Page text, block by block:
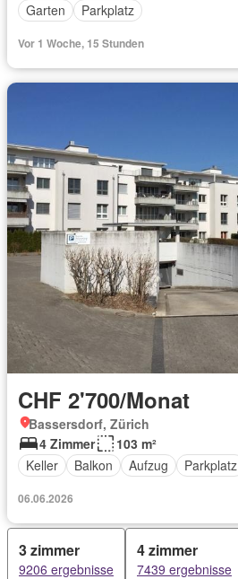
Garten
Parkplatz
Vor 1 Woche, 15 Stunden
CHF 2'700/Monat
Bassersdorf, Zürich
4 Zimmer
103 m²
Keller
Balkon Aufzug Parkplatz
06.06.2026
3 zimmer
9206 ergebnisse
4 zimmer
7439 ergebnisse